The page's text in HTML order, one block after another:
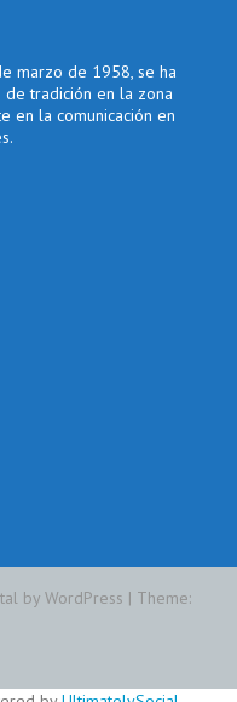
marzo de 1958, se ha
tradición en la zona
en la comunicación en
by WordPress | Theme: